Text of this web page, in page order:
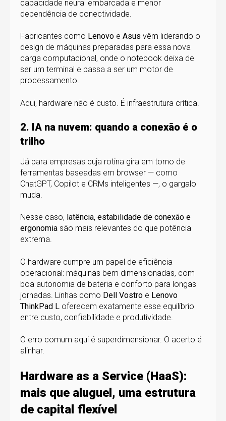
capacidade neural embarcada e menor
dependência de conectividade.
Fabricantes como Lenovo e Asus vêm liderando o
design de máquinas preparadas para essa nova
carga computacional, onde o notebook deixa de
ser um terminal e passa a ser um motor de
processamento.
Aqui, hardware não é custo. É infraestrutura crítica.
2. IA na nuvem: quando a conexão é o
trilho
Já para empresas cuja rotina gira em torno de
ferramentas baseadas em browser — como
ChatGPT, Copilot e CRMs inteligentes —, o gargalo
muda.
Nesse caso, latência, estabilidade de conexão e
ergonomia são mais relevantes do que potência
extrema.
O hardware cumpre um papel de eficiência
operacional: máquinas bem dimensionadas, com
boa autonomia de bateria e conforto para longas
jornadas. Linhas como Dell Vostro e Lenovo
ThinkPad L oferecem exatamente esse equilíbrio
entre custo, confiabilidade e produtividade.
O erro comum aqui é superdimensionar. O acerto é
alinhar.
Hardware as a Service (HaaS):
mais que aluguel, uma estrutura
de capital flexível